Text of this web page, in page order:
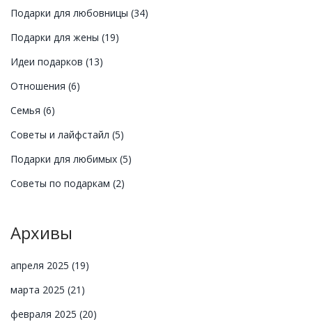
Подарки для любовницы (34)
Подарки для жены (19)
Идеи подарков (13)
Отношения (6)
Семья (6)
Советы и лайфстайл (5)
Подарки для любимых (5)
Советы по подаркам (2)
Архивы
апреля 2025 (19)
марта 2025 (21)
февраля 2025 (20)